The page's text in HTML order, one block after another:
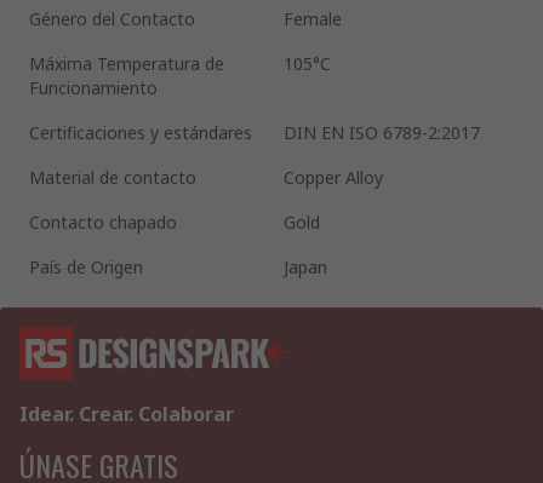
Género del Contacto
Female
Máxima Temperatura de
Funcionamiento
105°C
Certificaciones y estándares
DIN EN ISO 6789-2:2017
Material de contacto
Copper Alloy
Contacto chapado
Gold
País de Origen
Japan
Idear. Crear. Colaborar
ÚNASE GRATIS